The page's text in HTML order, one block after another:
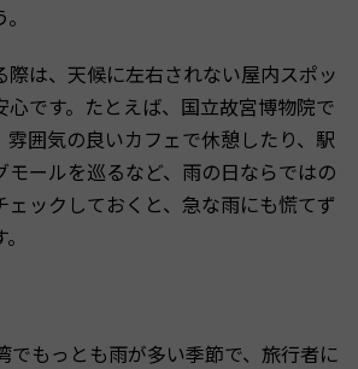
は、天候に左右されない屋内スポッ
心です。たとえば、国立故宮博物院で
雰囲気の良いカフェで休憩したり、駅
モールを巡るなど、雨の日ならではの
ックしておくと、急な雨にも慌てず
でもっとも雨が多い季節で、旅行者に